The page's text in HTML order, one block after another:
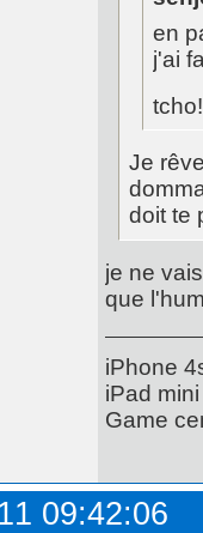
en
j'ai
tcho!
Je
doit te
je ne
que
iPhone
iPad
Game
09:42:06